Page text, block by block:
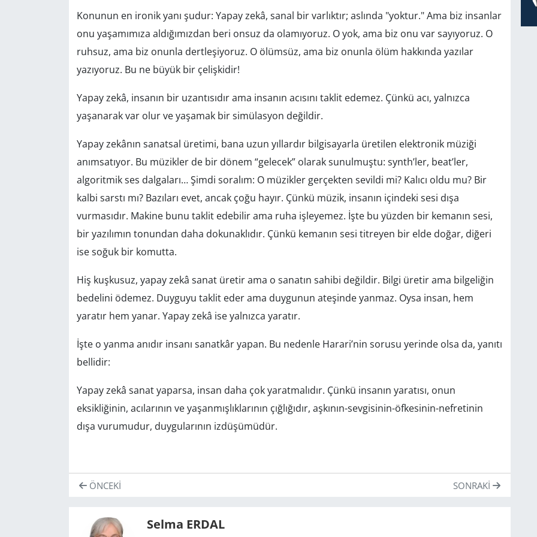
Konunun en ironik yanı şudur: Yapay zekâ, sanal bir varlıktır; aslında "yoktur." Ama biz insanlar
onu yaşamımıza aldığımızdan beri onsuz da olamıyoruz. O yok, ama biz onu var sayıyoruz. O
ruhsuz, ama biz onunla dertleşiyoruz. O ölümsüz, ama biz onunla ölüm hakkında yazılar
yazıyoruz. Bu ne büyük bir çelişkidir!
Yapay zekâ, insanın bir uzantısıdır ama insanın acısını taklit edemez. Çünkü acı, yalnızca
yaşanarak var olur ve yaşamak bir simülasyon değildir.
Yapay zekânın sanatsal üretimi, bana uzun yıllardır bilgisayarla üretilen elektronik müziği
anımsatıyor. Bu müzikler de bir dönem “gelecek” olarak sunulmuştu: synth’ler, beat’ler,
algoritmik ses dalgaları… Şimdi soralım: O müzikler gerçekten sevildi mi? Kalıcı oldu mu? Bir
kalbi sarstı mı? Bazıları evet, ancak çoğu hayır. Çünkü müzik, insanın içindeki sesi dışa
vurmasıdır. Makine bunu taklit edebilir ama ruha işleyemez. İşte bu yüzden bir kemanın sesi,
bir yazılımın tonundan daha dokunaklıdır. Çünkü kemanın sesi titreyen bir elde doğar, diğeri
ise soğuk bir komutta.
Hiş kuşkusuz, yapay zekâ sanat üretir ama o sanatın sahibi değildir. Bilgi üretir ama bilgeliğin
bedelini ödemez. Duyguyu taklit eder ama duygunun ateşinde yanmaz. Oysa insan, hem
yaratır hem yanar. Yapay zekâ ise yalnızca yaratır.
İşte o yanma anıdır insanı sanatkâr yapan. Bu nedenle Harari’nin sorusu yerinde olsa da, yanıtı
bellidir:
Yapay zekâ sanat yaparsa, insan daha çok yaratmalıdır. Çünkü insanın yaratısı, onun
eksikliğinin, acılarının ve yaşanmışlıklarının çığlığıdır, aşkının-sevgisinin-öfkesinin-nefretinin
dışa vurumudur, duygularının izdüşümüdür.
ÖNCEKI SONRAKI
Selma ERDAL